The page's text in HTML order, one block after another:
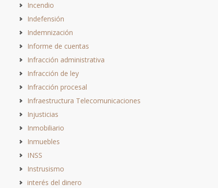
Incendio
Indefensión
Indemnización
Informe de cuentas
Infracción administrativa
Infracción de ley
Infracción procesal
Infraestructura Telecomunicaciones
Injusticias
Inmobiliario
Inmuebles
INSS
Instrusismo
interés del dinero